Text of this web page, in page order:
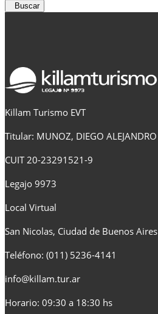
Buscar
Killam Turismo EVT
Titular: MUNOZ, DIEGO ALEJANDRO
CUIT 20-23291521-9
Legajo 9973
Local Virtual
San Nicolas, Ciudad de Buenos Aires
Teléfono: (011) 5236-4141
info@killam.tur.ar
Horario: 09:30 a 18:30 hs